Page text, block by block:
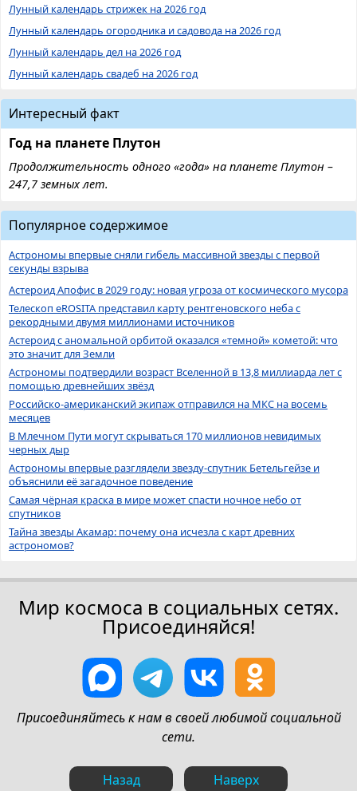
Лунный календарь стрижек на 2026 год
Лунный календарь огородника и садовода на 2026 год
Лунный календарь дел на 2026 год
Лунный календарь свадеб на 2026 год
Интересный факт
Год на планете Плутон
Продолжительность одного «года» на планете Плутон –
247,7 земных лет.
Популярное содержимое
Астрономы впервые сняли гибель массивной звезды с первой
секунды взрыва
Астероид Апофис в 2029 году: новая угроза от космического мусора
Телескоп eROSITA представил карту рентгеновского неба с
рекордными двумя миллионами источников
Астероид с аномальной орбитой оказался «темной» кометой: что
это значит для Земли
Астрономы подтвердили возраст Вселенной в 13,8 миллиарда лет с
помощью древнейших звёзд
Российско-американский экипаж отправился на МКС на восемь
месяцев
В Млечном Пути могут скрываться 170 миллионов невидимых
черных дыр
Астрономы впервые разглядели звезду-спутник Бетельгейзе и
объяснили её загадочное поведение
Самая чёрная краска в мире может спасти ночное небо от
спутников
Тайна звезды Акамар: почему она исчезла с карт древних
астрономов?
Мир космоса в социальных сетях.
Присоединяйся!
Присоединяйтесь к нам в своей любимой социальной
сети.
Назад Наверх